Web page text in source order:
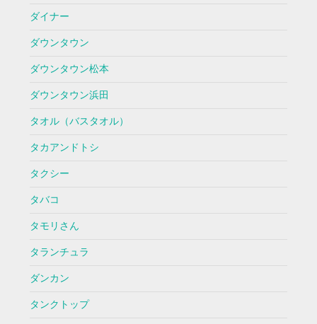
ダイナー
ダウンタウン
ダウンタウン松本
ダウンタウン浜田
タオル（バスタオル）
タカアンドトシ
タクシー
タバコ
タモリさん
タランチュラ
ダンカン
タンクトップ